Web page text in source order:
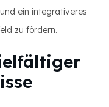
ein integrativeres
zu fördern.